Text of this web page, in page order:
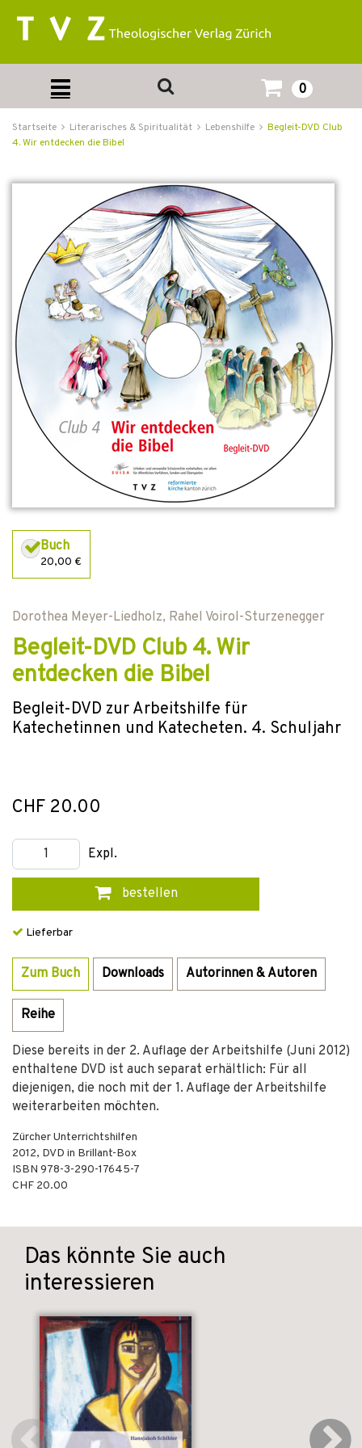
0
Startseite Literarisches & Spiritualität Lebenshilfe
Begleit-DVD Club
4. Wir entdecken die Bibel
Buch
20,00 €
Dorothea Meyer-Liedholz, Rahel Voirol-Sturzenegger
Begleit-DVD Club 4. Wir
entdecken die Bibel
Begleit-DVD zur Arbeitshilfe für
Katechetinnen und Katecheten. 4. Schuljahr
CHF 20.00
Expl.
bestellen
Lieferbar
Zum Buch Downloads Autorinnen & Autoren
Reihe
Diese bereits in der 2. Auflage der Arbeitshilfe (Juni 2012)
enthaltene DVD ist auch separat erhältlich: Für all
diejenigen, die noch mit der 1. Auflage der Arbeitshilfe
weiterarbeiten möchten.
Zürcher Unterrichtshilfen
2012, DVD in Brillant-Box
ISBN 978-3-290-17645-7
CHF 20.00
Das könnte Sie auch
interessieren